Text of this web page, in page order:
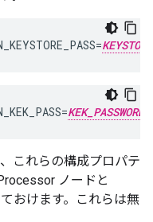
KEK_PASSWORD
これらの構成プロパテ
ノードと
おけます。これらは無